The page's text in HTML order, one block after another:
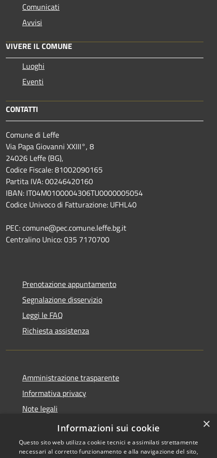
Comunicati
Avvisi
VIVERE IL COMUNE
Luoghi
Eventi
CONTATTI
Comune di Leffe
Via Papa Giovanni XXIII°, 8
24026 Leffe (BG),
Codice Fiscale: 81002090165
Partita IVA: 00246420160
IBAN: IT04M0100004306TU0000005054
Codice Univoco di Fatturazione: UFHL40
PEC: comune@pec.comune.leffe.bg.it
Centralino Unico: 035 7170700
Prenotazione appuntamento
Segnalazione disservizio
Leggi le FAQ
Richiesta assistenza
Amministrazione trasparente
Informativa privacy
Note legali
Dichiarazione di accessibilità
×
Informazioni sui cookie
Questo sito web utilizza cookie tecnici e assimilati strettamente
necessari al corretto funzionamento e alla navigazione del sito,